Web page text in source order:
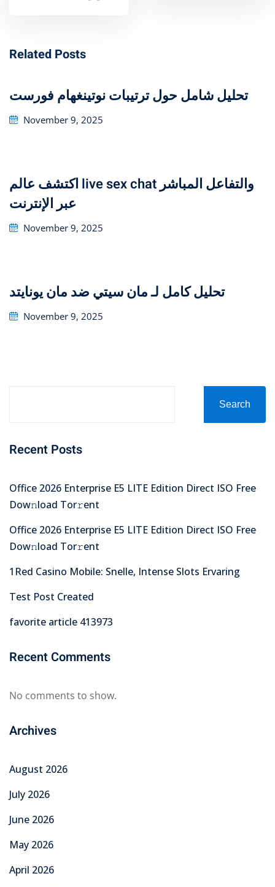
Related Posts
تحليل شامل حول ترتيبات نوتينغهام فورست
Posted
November 9, 2025
اكتشف عالم live sex chat والتفاعل المباشر
عبر الإنترنت
Posted
November 9, 2025
تحليل كامل لـ مان سيتي ضد مان يونايتد
Posted
November 9, 2025
Search
Recent Posts
Office 2026 Enterprise E5 LITE Edition Direct ISO Frее
Dow𝚗load Tоr𝚛ent
Office 2026 Enterprise E5 LITE Edition Direct ISO Frее
Dow𝚗load Tоr𝚛ent
1Red Casino Mobile: Snelle, Intense Slots Ervaring
Test Post Created
favorite article 413973
Recent Comments
No comments to show.
Archives
August 2026
July 2026
June 2026
May 2026
April 2026